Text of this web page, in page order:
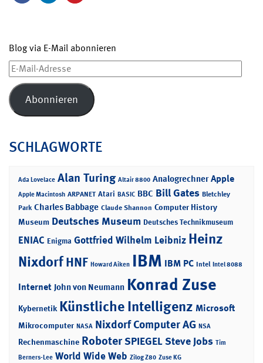
Blog via E-Mail abonnieren
E-
Mail-
Adresse
Abonnieren
SCHLAGWORTE
Ada Lovelace Alan Turing Altair 8800 Analogrechner Apple
Apple Macintosh ARPANET Atari BASIC BBC Bill Gates Bletchley
Park Charles Babbage Claude Shannon Computer History
Museum Deutsches Museum Deutsches Technikmuseum
ENIAC Enigma Gottfried Wilhelm Leibniz Heinz
NixdorfHNF Howard Aiken IBM IBM PC Intel Intel 8088
Internet John von Neumann Konrad Zuse
Kybernetik Künstliche Intelligenz Microsoft
Mikrocomputer NASA Nixdorf Computer AG NSA
Rechenmaschine RoboterSPIEGELSteve Jobs Tim
Berners-Lee World Wide Web Zilog Z80 Zuse KG